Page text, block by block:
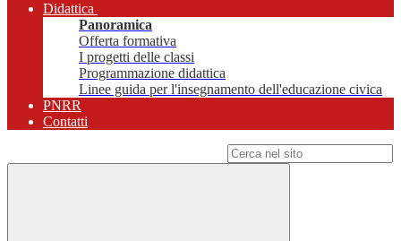
Didattica
Panoramica
Offerta formativa
I progetti delle classi
Programmazione didattica
Linee guida per l'insegnamento dell'educazione civica
PNRR
Contatti